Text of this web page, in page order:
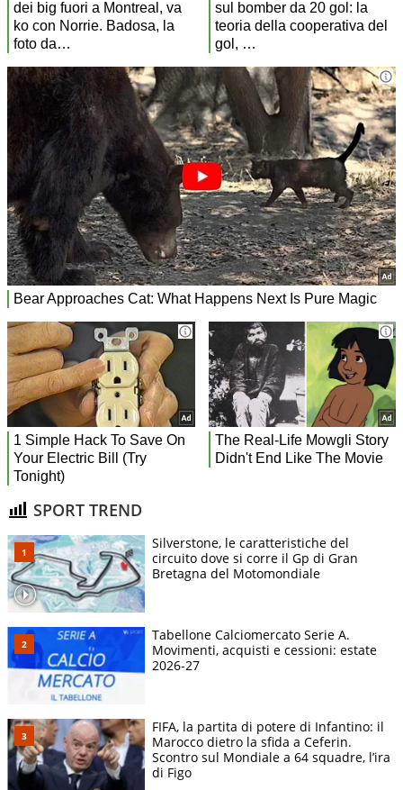
SPORT TREND
Silverstone, le caratteristiche del
circuito dove si corre il Gp di Gran
Bretagna del Motomondiale
Tabellone Calciomercato Serie A.
Movimenti, acquisti e cessioni: estate
2026-27
FIFA, la partita di potere di Infantino: il
Marocco dietro la sfida a Ceferin.
Scontro sul Mondiale a 64 squadre, l’ira
di Figo